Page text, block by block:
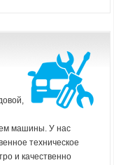
машины. У нас
техническое
и качественно